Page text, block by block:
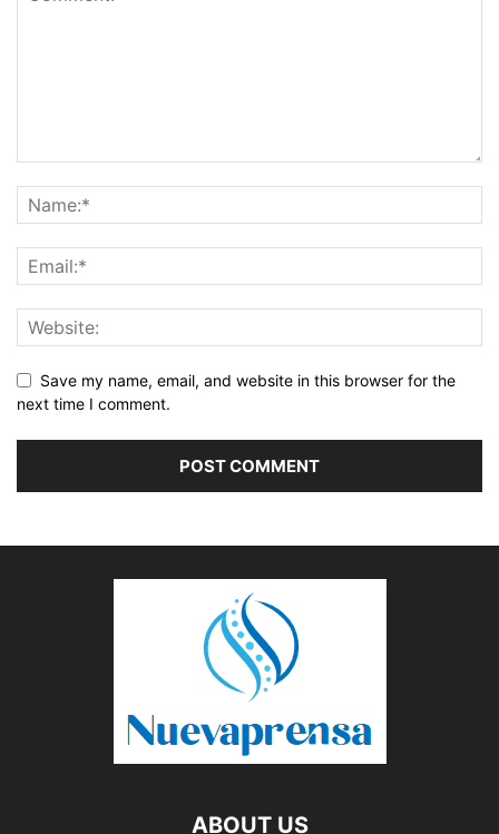
Save my name, email, and website in this browser for the
next time I comment.
ABOUT US